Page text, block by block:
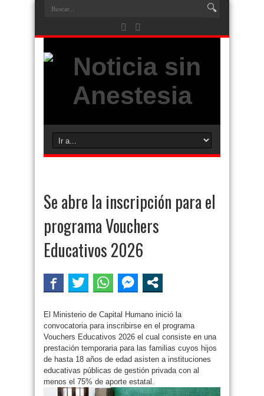
Se abre la inscripción para el
programa Vouchers
Educativos 2026
El Ministerio de Capital Humano inició la
convocatoria para inscribirse en el programa
Vouchers Educativos 2026 el cual consiste en una
prestación temporaria para las familias cuyos hijos
de hasta 18 años de edad asisten a instituciones
educativas públicas de gestión privada con al
menos el 75% de aporte estatal.